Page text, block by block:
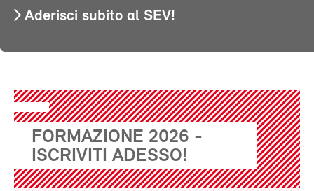
Aderisci subito al SEV!
FORMAZIONE 2026 -
ISCRIVITI ADESSO!